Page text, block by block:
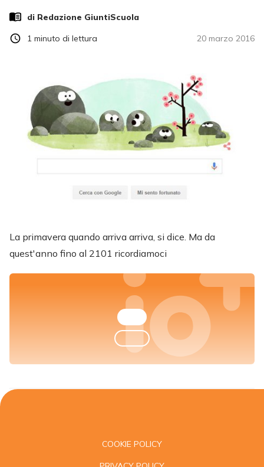
di Redazione GiuntiScuola
20 marzo 2016
1 minuto di lettura
La primavera quando arriva arriva, si dice. Ma da
quest'anno fino al 2101 ricordiamoci
COOKIE POLICY